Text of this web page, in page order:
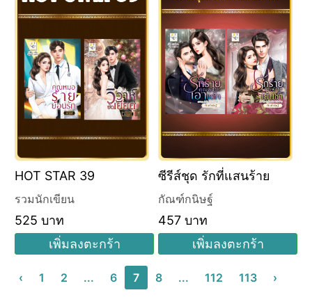
HOT STAR 39
รวมนักเขียน
525 บาท
เพิ่มลงตะกร้า
ซีรีส์ชุด รักที่แสนร้าย
กัณฑ์กนิษฐ์
457 บาท
เพิ่มลงตะกร้า
‹ 1 2 ... 6 7 8 ... 112 113 ›